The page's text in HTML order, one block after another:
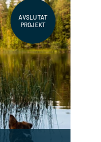
AVSLUTAT
PROJEKT